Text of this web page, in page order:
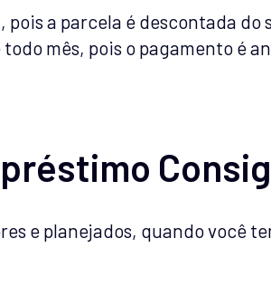
a parcela é descontada
mês, pois o pagamento é
e planejados, quando você